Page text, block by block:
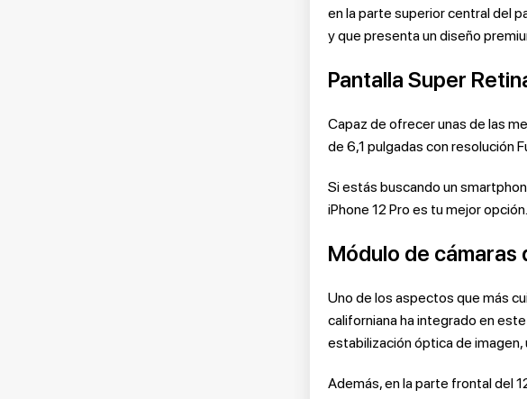
en la parte superior central del
y que presenta un diseño
Pantalla Super
Capaz de ofrecer unas de las
de 6,1 pulgadas con resolución
Si estás buscando un
iPhone 12 Pro es tu mejor
Módulo de cámaras
Uno de los aspectos que más
californiana ha integrado en
estabilización óptica de
Además, en la parte frontal del